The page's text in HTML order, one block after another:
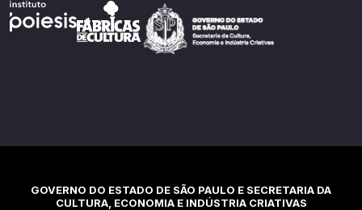
GOVERNO DO ESTADO DE SÃO PAULO E SECRETARIA DA
CULTURA, ECONOMIA E INDÚSTRIA CRIATIVAS